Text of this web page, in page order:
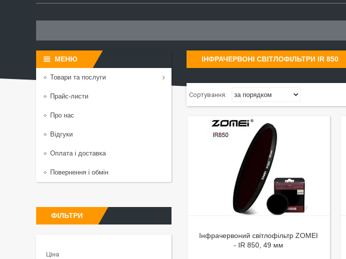
ІНФРАЧЕРВОНІ СВІТЛОФІЛЬТРИ IR 850
Інфрачервоний світлофільтр ZOMEI
- IR 850, 49 мм
Товари та послуги
Прайс-листи
Про нас
Відгуки
Оплата і доставка
Повернення і обмін
ФІЛЬТРИ
Ціна